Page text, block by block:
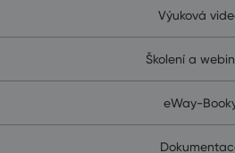
Výuková
Školení a
eWay-